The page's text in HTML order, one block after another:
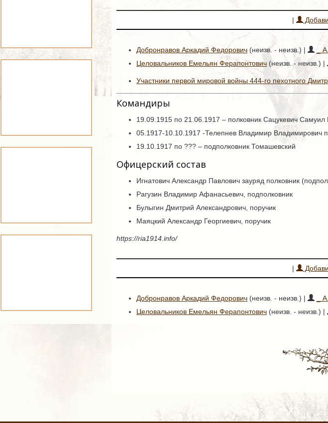
|
Добронравов Аркадий Федорович (неизв. - неизв.) | _
Целовальников Емельян Ферапонтович (неизв. - неизв.) |
Участники первой мировой войны 444-го пехотного
Командиры
19.09.1915 по 21.06.1917 – полковник Сацукевич Самуил
05.1917-10.10.1917 -Телепнев Владимир Владимирович
19.10.1917 по ??? – подполковник Томашевский
Офицерский состав
Игнатович Александр Павлович зауряд полковник
Рагузин Владимир Афанасьевич, подполковник
Булыгин Дмитрий Александрович, поручик
Маяцкий Александр Георгиевич, поручик
https://ria1914.info/
|
Добронравов Аркадий Федорович (неизв. - неизв.) | _
Целовальников Емельян Ферапонтович (неизв. - неизв.) |